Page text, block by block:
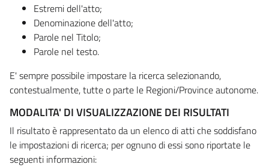
Estremi dell'atto;
Denominazione dell'atto;
Parole nel Titolo;
Parole nel testo.
E' sempre possibile impostare la ricerca selezionando,
contestualmente, tutte o parte le Regioni/Province autonome.
MODALITA' DI VISUALIZZAZIONE DEI RISULTATI
Il risultato è rappresentato da un elenco di atti che soddisfano
le impostazioni di ricerca; per ognuno di essi sono riportate le
seguenti informazioni: